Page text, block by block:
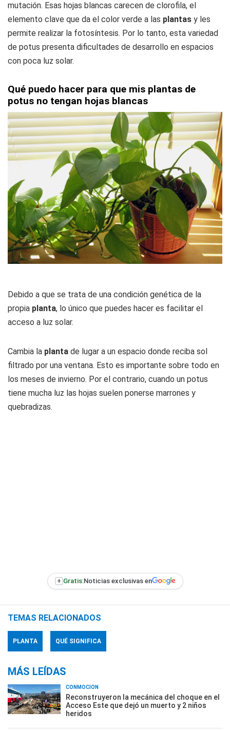
mutación. Esas hojas blancas carecen de clorofila, el
elemento clave que da el color verde a las plantas y les
permite realizar la fotosíntesis. Por lo tanto, esta variedad
de potus presenta dificultades de desarrollo en espacios
con poca luz solar.
Qué puedo hacer para que mis plantas de
potus no tengan hojas blancas
Debido a que se trata de una condición genética de la
propia planta, lo único que puedes hacer es facilitar el
acceso a luz solar.
Cambia la planta de lugar a un espacio donde reciba sol
filtrado por una ventana. Esto es importante sobre todo en
los meses de invierno. Por el contrario, cuando un potus
tiene mucha luz las hojas suelen ponerse marrones y
quebradizas.
+ Gratis:Noticias exclusivas en
TEMAS RELACIONADOS
PLANTA QUÉ SIGNIFICA
MÁS LEÍDAS
CONMOCIÓN
Reconstruyeron la mecánica del choque en el
Acceso Este que dejó un muerto y 2 niños
heridos